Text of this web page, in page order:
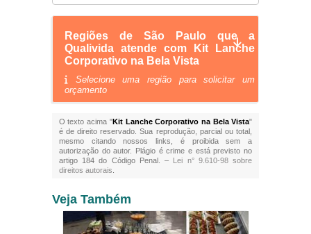
Regiões de São Paulo que a
Qualivida atende com Kit Lanche
Corporativo na Bela Vista
Selecione uma região para solicitar um
orçamento
O texto acima "Kit Lanche Corporativo na Bela Vista"
é de direito reservado. Sua reprodução, parcial ou total,
mesmo citando nossos links, é proibida sem a
autorização do autor. Plágio é crime e está previsto no
artigo 184 do Código Penal. – Lei n° 9.610-98 sobre
direitos autorais
Veja Também